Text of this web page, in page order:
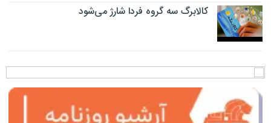
کالابرگ سه گروه فردا شارژ می‌شود